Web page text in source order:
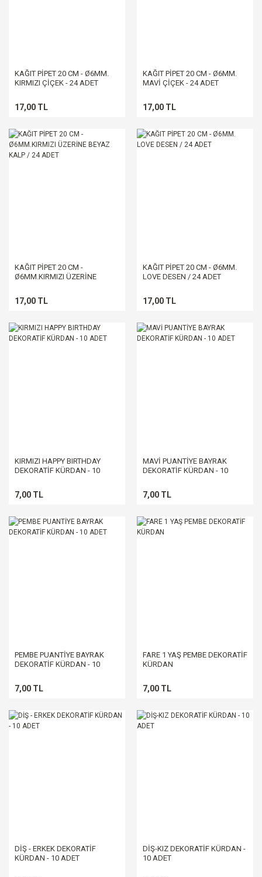
KAĞIT PİPET 20 CM - Ø6MM.
KIRMIZI ÇİÇEK - 24 ADET
17,00 TL
KAĞIT PİPET 20 CM - Ø6MM.
MAVİ ÇİÇEK - 24 ADET
17,00 TL
KAĞIT PİPET 20 CM -
Ø6MM.KIRMIZI ÜZERİNE
17,00 TL
KAĞIT PİPET 20 CM - Ø6MM.
LOVE DESEN / 24 ADET
17,00 TL
KIRMIZI HAPPY BIRTHDAY
DEKORATİF KÜRDAN - 10
7,00 TL
MAVİ PUANTİYE BAYRAK
DEKORATİF KÜRDAN - 10
7,00 TL
PEMBE PUANTİYE BAYRAK
DEKORATİF KÜRDAN - 10
7,00 TL
FARE 1 YAŞ PEMBE DEKORATİF
KÜRDAN
7,00 TL
DİŞ - ERKEK DEKORATİF
KÜRDAN - 10 ADET
DİŞ-KIZ DEKORATİF KÜRDAN -
10 ADET